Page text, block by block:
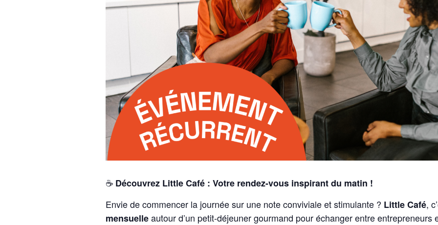
☕ Découvrez Little Café : Votre rendez-vous inspirant du matin !
Envie de commencer la journée sur une note conviviale et stimulante ? Little Café,
mensuelleautour d’un petit-déjeuner gourmand pour échanger entre entrepreneurs